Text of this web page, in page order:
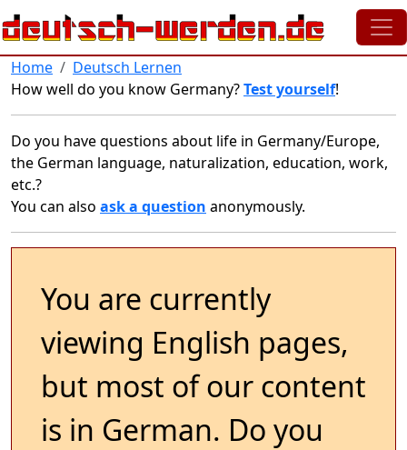
Skip to main content
Home
Deutsch Lernen
How well do you know Germany?Test yourself!
Do you have questions about life in Germany/Europe,
the German language, naturalization, education, work,
etc.?
You can also ask a question anonymously.
You are currently
viewing English pages,
but most of our content
is in German. Do you